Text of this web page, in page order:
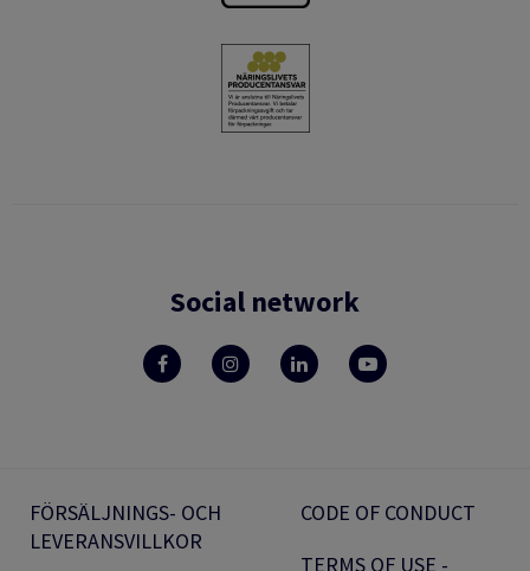
Social network
FÖRSÄLJNINGS- OCH
LEVERANSVILLKOR
CODE OF CONDUCT
TERMS OF USE -